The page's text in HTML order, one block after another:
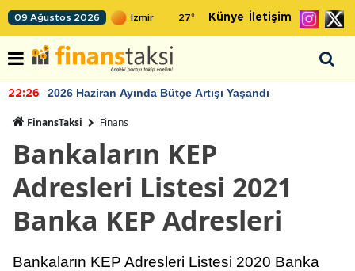
09 Ağustos 2026 27° Künye İletişim
Haziran Ayında Bütçe Artışı Yaşandı
FinansTaksi Finans
Bankaların KEP
Adresleri Listesi 2021
Banka KEP Adresleri
Bankaların KEP Adresleri Listesi 2020 Banka